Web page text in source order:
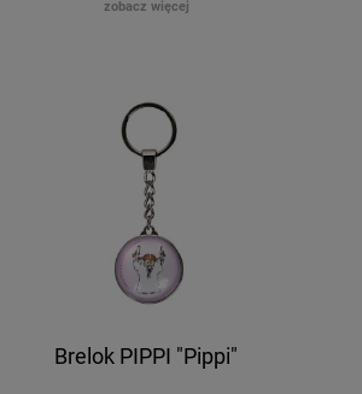
zobacz więcej
Brelok PIPPI "Pippi"